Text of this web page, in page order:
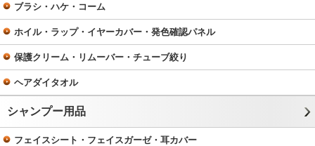
ブラシ・ハケ・コーム
ホイル・ラップ・イヤーカバー・発色確認パネル
保護クリーム・リムーバー・チューブ絞り
ヘアダイタオル
シャンプー用品
フェイスシート・フェイスガーゼ・耳カバー